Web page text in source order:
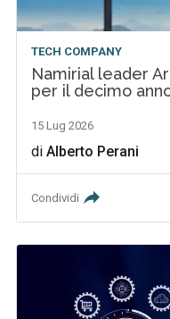
TECH COMPANY
Namirial leader
per il decimo
15 Lug 2026
diAlberto Perani
Condividi